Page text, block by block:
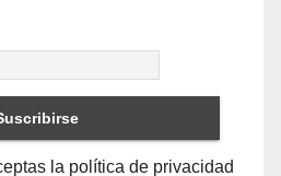
la política de privacidad